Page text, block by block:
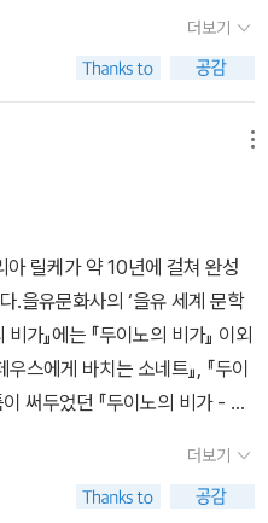
어진 몸에 두른 옷처럼 보인다.
상의 회피요 또한 거부다.장미
력 있다고 생각하는 기계는 똑
파괴한다.릴케가 이 시집을 썼
생명)을 위협하는 것들 중 하나
에겐 이 시야말로 천리안을 바
.릴케의 지성, 문학과 과학과
운 모험을 함께 할 수 있는 중요
도 여전히 우리에게 필요한 시
픈 시 일거라는 생각으로 읽기
보다는 희망과 다시 시작함의
들고 구절 구절 어려운 부분들
던 것 같다. 제8비가 중P.46 누
무슨 짓을 하든,떠나가는 자의
체를 다시 한 번 보여주는 언
듯이-,우리는 그렇게 살면서 언
문장들에 밑줄을 그으면서 읽어
하는 행복을 생각하는 우리는
하는, 어떤 행복한 것이 내리면.
‘두이노의 비가 단장’ 부분이었
루어져 있는 장인데 좀 더 기억
츠에게 보내는 편지 가 있는데 이
지라고 한다. 작가의 창작의 변,
더보기
아 릴케가 약 10년에 걸쳐 완성
.을유문화사의 ‘을유 세계 문학
가』에는 『두이노의 비가』 이외
스에게 바치는 소네트』, 『두이
써두었던 『두이노의 비가 - 단
부터? (제1비가 중) 『두이노의
월성에 가닿을 수 없는 인간의
더보기